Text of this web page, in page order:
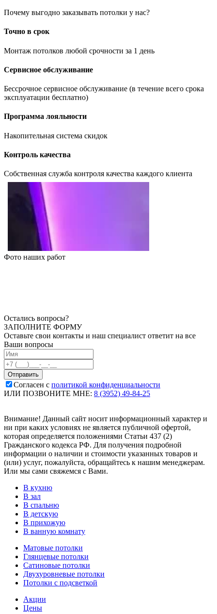
Почему выгодно заказывать потолки у нас?
Точно в срок
Монтаж потолков любой срочности за 1 день
Сервисное обслуживание
Бессрочное сервисное обслуживание (в течение всего срока
эксплуатации бесплатно)
Программа лояльности
Накопительная система скидок
Контроль качества
Собственная служба контроля качества каждого клиента
Фото наших работ
Остались вопросы?
ЗАПОЛНИТЕ ФОРМУ
Оставьте свои контакты и наш специалист ответит на все
Ваши вопросы
Согласен с политикой конфиденциальности
ИЛИ ПОЗВОНИТЕ МНЕ: 8 (3952) 49-84-25
Внимание! Данный сайт носит информационный характер и
ни при каких условиях не является публичной офертой,
которая определяется положениями Статьи 437 (2)
Гражданского кодекса РФ. Для получения подробной
информации о наличии и стоимости указанных товаров и
(или) услуг, пожалуйста, обращайтесь к нашим менеджерам.
Или мы сами свяжемся с Вами.
В кухню
В зал
В спальню
В детскую
В прихожую
В ванную комнату
Матовые потолки
Глянцевые потолки
Сатиновые потолки
Двухуровневые потолки
Потолки с подсветкой
Акции
Цены